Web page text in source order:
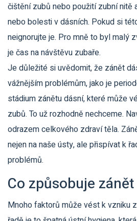
čištění zubů nebo použití zubní nitě
nebo bolesti v dásních. Pokud si
neignorujte je. Pro mně to byl malý
je čas na návštěvu zubaře.
Je důležité si uvědomit, že zánět
vážnějším problémům, jako je
stádium zánětu dásní, které může
zubů. To už rozhodně nechceme.
odrazem celkového zdraví těla.
nejen na naše ústy, ale přispívat k
problémů.
Co způsobuje
Mnoho faktorů může vést k vzniku